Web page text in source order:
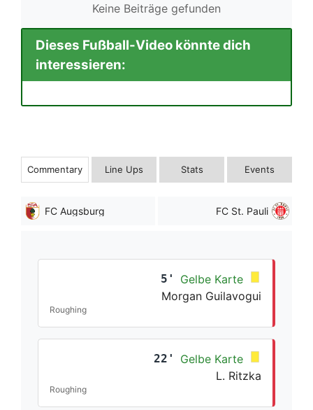
Keine Beiträge gefunden
Dieses Fußball-Video könnte dich
interessieren:
Commentary Line Ups Stats Events
FC Augsburg FC St. Pauli
5'
Gelbe Karte
Morgan Guilavogui
Roughing
22'
Gelbe Karte
L. Ritzka
Roughing